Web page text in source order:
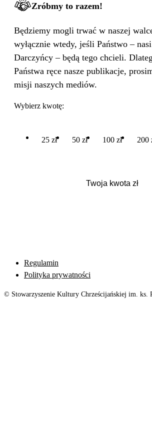
Zróbmy to razem!
Będziemy mogli trwać w naszej
wyłącznie wtedy, jeśli Państwo –
Darczyńcy – będą tego chcieli.
Państwa ręce nasze publikacje,
misji naszych mediów.
Wybierz kwotę:
25 zł 50 zł 100 zł 200
Regulamin
Polityka prywatności
© Stowarzyszenie Kultury Chrześcijańskiej im. ks.